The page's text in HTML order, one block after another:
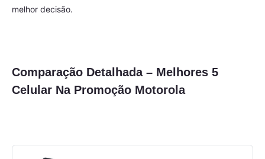
melhor decisão.
Comparação Detalhada – Melhores 5
Celular Na Promoção Motorola